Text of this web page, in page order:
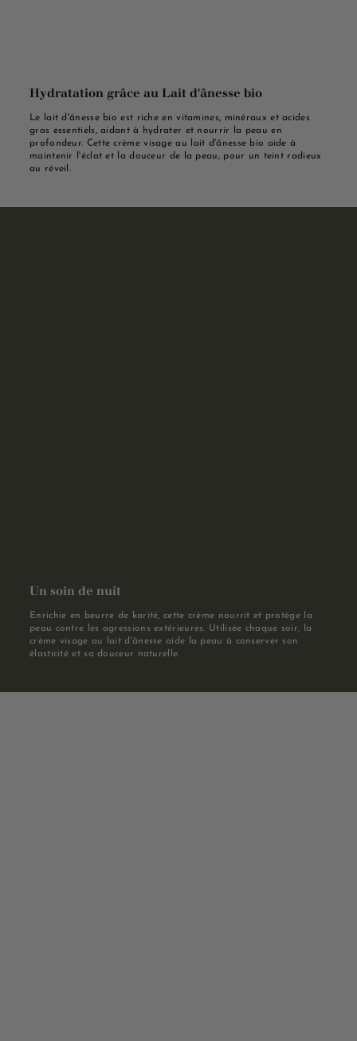
Hydratation grâce au Lait d'ânesse bio
Le lait d'ânesse bio est riche en vitamines, minéraux et acides
gras essentiels, aidant à hydrater et nourrir la peau en
profondeur. Cette crème visage au lait d'ânesse bio aide à
maintenir l'éclat et la douceur de la peau, pour un teint radieux
au réveil.
Un soin de nuit
Enrichie en beurre de karité, cette crème nourrit et protège la
peau contre les agressions extérieures. Utilisée chaque soir, la
crème visage au lait d'ânesse aide la peau à conserver son
élasticité et sa douceur naturelle.